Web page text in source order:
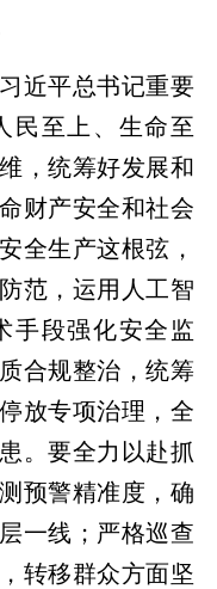
近平总书记重要
民至上、生命至
，统筹好发展和
财产安全和社会
全生产这根弦，
范，运用人工智
手段强化安全监
合规整治，统筹
放专项治理，全
。要全力以赴抓
预警精准度，确
一线；严格巡查
转移群众方面坚